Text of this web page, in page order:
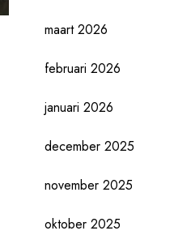
maart 2026
februari 2026
januari 2026
december 2025
november 2025
oktober 2025